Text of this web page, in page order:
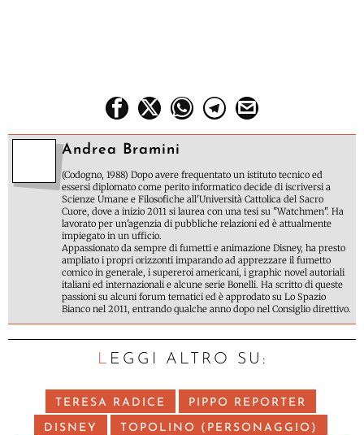
Andrea Bramini
(Codogno, 1988) Dopo avere frequentato un istituto tecnico ed
essersi diplomato come perito informatico decide di iscriversi a
Scienze Umane e Filosofiche all'Università Cattolica del Sacro
Cuore, dove a inizio 2011 si laurea con una tesi su "Watchmen". Ha
lavorato per un'agenzia di pubbliche relazioni ed è attualmente
impiegato in un ufficio.
Appassionato da sempre di fumetti e animazione Disney, ha presto
ampliato i propri orizzonti imparando ad apprezzare il fumetto
comico in generale, i supereroi americani, i graphic novel autoriali
italiani ed internazionali e alcune serie Bonelli. Ha scritto di queste
passioni su alcuni forum tematici ed è approdato su Lo Spazio
Bianco nel 2011, entrando qualche anno dopo nel Consiglio direttivo.
LEGGI ALTRO SU:
TERESA RADICE PIPPO REPORTER
DISNEY TOPOLINO (PERSONAGGIO)